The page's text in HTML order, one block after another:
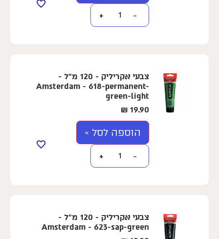
−
+
צבעי אקריליק - 120 מ"ל -
Amsterdam - 618-permanent-
green-light
19.90
₪
הוספה לסל »
−
+
צבעי אקריליק - 120 מ"ל -
Amsterdam - 623-sap-green